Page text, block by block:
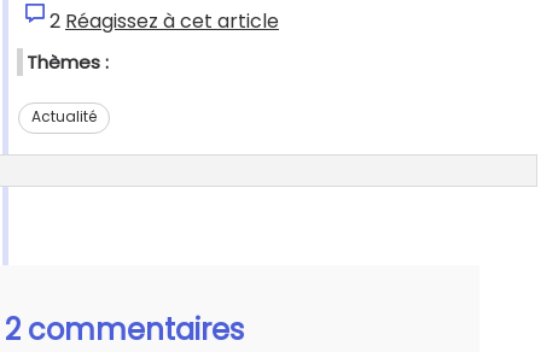
2 Réagissez à cet article
Thèmes :
Actualité
2 commentaires